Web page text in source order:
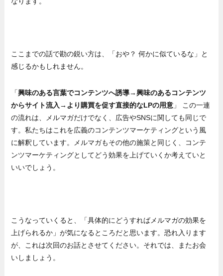
ここまでの話で勘の鋭い方は、「おや？ 何かに似ているな」と
感じるかもしれません。
「興味のある言葉でコンテンツへ誘導→興味のあるコンテンツ
からサイト流入→より購買を促す直接的なLPの用意 」 この一連
の流れは、メルマガだけでなく、広告やSNSに関しても同じで
す。私たちはこれを広義のコンテンツマーケティングという風
に解釈しています。メルマガもその他の施策と同じく、コンテ
ンツマーケティングとしてどう効果を上げていくか考えていと
いいでしょう。
こうなっていくると、「具体的にどうすればメルマガの効果を
上げられるか」が気になるところだと思います。恐れ入ります
が、これは次回のお話とさせてください。それでは、またお会
いしましょう。